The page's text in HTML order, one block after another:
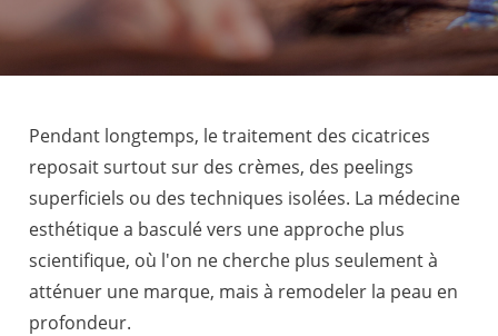
Pendant longtemps, le traitement des cicatrices
reposait surtout sur des crèmes, des peelings
superficiels ou des techniques isolées. La médecine
esthétique a basculé vers une approche plus
scientifique, où l'on ne cherche plus seulement à
atténuer une marque, mais à remodeler la peau en
profondeur.